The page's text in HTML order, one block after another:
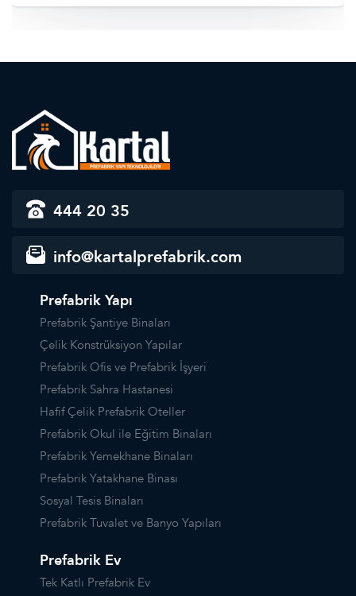
444 20 35
info@kartalprefabrik.com
Prefabrik Yapı
Prefabrik Şantiye Binaları
Çelik Konstrüksiyon Yapılar
Prefabrik Ofis ve Prefabrik İşyeri
Prefabrik Sahra Hastanesi
Hafif Çelik Prefabrik Oteller
Prefabrik Okul ile Eğitim Binaları
Prefabrik Yemekhane Binaları
Prefabrik Yatakhane Binası
Sosyal Tesis Binaları
Prefabrik Tuvalet ve Banyo Yapıları
Prefabrik Ev
Tek Katlı Prefabrik Ev